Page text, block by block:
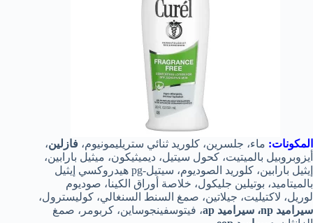
المكونات: ماء، جلسرين، كلوريد ثنائي ستريليمونيوم، فازلين،
أيزوبروبيل بالميتيت، كحول سيتيل، ديميثيكون، ميثيل بارابين،
إيثيل بارابين، كلوريد الصوديوم، سيتيل-pg هيدروكسي إيثيل
بالميتاميد، بوتيلين جليكول، خلاصة أوراق الكينا، صوديوم
لوريل، لاكتيليت، جيلاتين، صمغ السنط السنغالي، كوليسترول،
سيراميد np، سيراميد ap
، فيتوسفينجوساين، كربومر، صمغ